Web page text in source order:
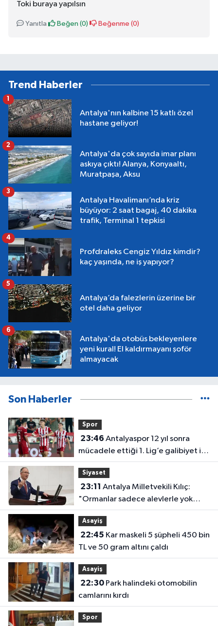
Toki buraya yapılsın
Yanıtla Beğen (0) Beğenme (0)
Trend Haberler
Antalya'nın kalbine 15 katlı özel
hastane geliyor!
1
Antalya'da çok sayıda imar planı
askıya çıktı! Alanya, Konyaaltı,
Muratpaşa, Aksu
2
Antalya Havalimanı’nda kriz
büyüyor: 2 saat bagaj, 40 dakika
trafik, Terminal 1 tepkisi
3
Profdraleks Cengiz Yıldız kimdir?
kaç yaşında, ne iş yapıyor?
4
Antalya’da falezlerin üzerine bir
otel daha geliyor
5
Antalya'da otobüs bekleyenlere
yeni kural! El kaldırmayanı şoför
almayacak
6
Son Haberler
Spor
23:46
mücadele ettiği 1. Lig’e galibiyet ile
başladı
Siyaset
23:11
"Ormanlar sadece alevlerle yok
olmuyor"
Asayiş
22:45
TL ve 50 gram altını çaldı
Asayiş
22:30Park halindeki otomobilin
camlarını kırdı
Spor